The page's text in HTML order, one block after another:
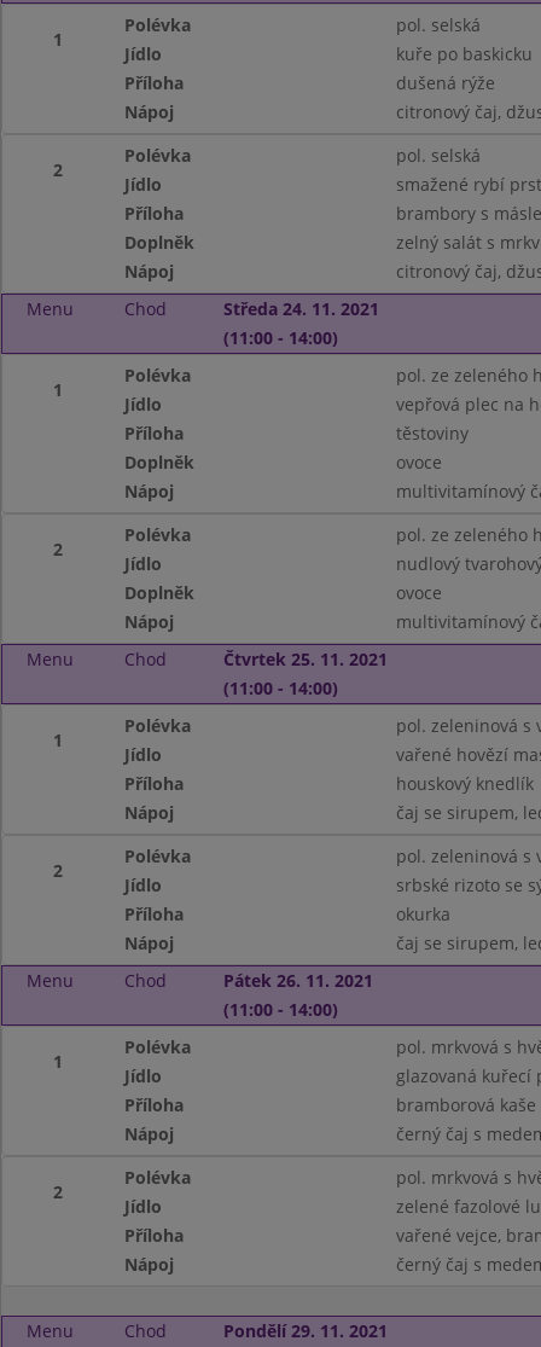
1
Polévka
pol. selská
Jídlo
kuře po baskicku
Příloha
dušená rýže
Nápoj
citronový čaj,
2
Polévka
pol. selská
Jídlo
smažené rybí
Příloha
brambory s
Doplněk
zelný salát s
Nápoj
citronový čaj,
Menu
Chod
Středa 24. 11. 2021
(11:00 - 14:00)
1
Polévka
pol. ze zeleného
Jídlo
vepřová plec na
Příloha
těstoviny
Doplněk
ovoce
Nápoj
multivitamínový
2
Polévka
pol. ze zeleného
Jídlo
nudlový
Doplněk
ovoce
Nápoj
multivitamínový
Menu
Chod
Čtvrtek 25. 11. 2021
(11:00 - 14:00)
1
Polévka
pol. zeleninová s
Jídlo
vařené hovězí
Příloha
houskový knedlík
Nápoj
čaj se sirupem,
2
Polévka
pol. zeleninová s
Jídlo
srbské rizoto se
Příloha
okurka
Nápoj
čaj se sirupem,
Menu
Chod
Pátek 26. 11. 2021
(11:00 - 14:00)
1
Polévka
pol. mrkvová s
Jídlo
glazovaná kuřecí
Příloha
bramborová kaše
Nápoj
černý čaj s
2
Polévka
pol. mrkvová s
Jídlo
zelené fazolové
Příloha
vařené vejce,
Nápoj
černý čaj s
Menu Chod
Pondělí 29. 11. 2021